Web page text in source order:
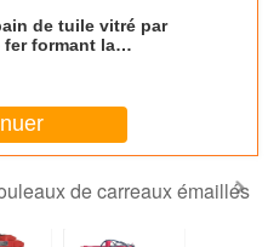
de tuile vitré par
formant la
de carreaux émaillés